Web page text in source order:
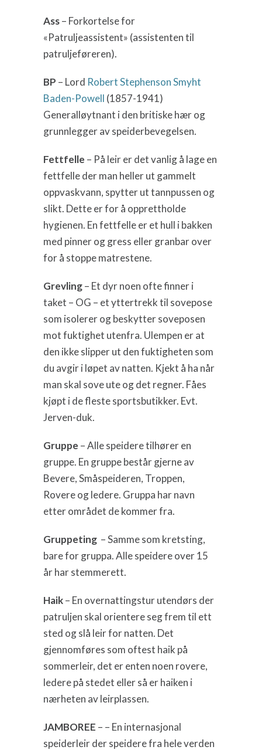
Ass– Forkortelse for
«Patruljeassistent» (assistenten til
patruljeføreren).
BP – Lord Robert Stephenson Smyht
Baden-Powell (1857-1941)
Generalløytnant i den britiske hær og
grunnlegger av speiderbevegelsen.
Fettfelle – På leir er det vanlig å lage en
fettfelle der man heller ut gammelt
oppvaskvann, spytter ut tannpussen og
slikt. Dette er for å opprettholde
hygienen. En fettfelle er et hull i bakken
med pinner og gress eller granbar over
for å stoppe matrestene.
Grevling– Et dyr noen ofte finner i
taket – OG – et yttertrekk til sovepose
som isolerer og beskytter soveposen
mot fuktighet utenfra. Ulempen er at
den ikke slipper ut den fuktigheten som
du avgir i løpet av natten. Kjekt å ha når
man skal sove ute og det regner. Fåes
kjøpt i de fleste sportsbutikker. Evt.
Jerven-duk.
Gruppe – Alle speidere tilhører en
gruppe. En gruppe består gjerne av
Bevere, Småspeideren, Troppen,
Rovere og ledere. Gruppa har navn
etter området de kommer fra.
Gruppeting – Samme som kretsting,
bare for gruppa. Alle speidere over 15
år har stemmerett.
Haik– En overnattingstur utendørs der
patruljen skal orientere seg frem til ett
sted og slå leir for natten. Det
gjennomføres som oftest haik på
sommerleir, det er enten noen rovere,
ledere på stedet eller så er haiken i
nærheten av leirplassen.
JAMBOREE – – En internasjonal
speiderleir der speidere fra hele verden